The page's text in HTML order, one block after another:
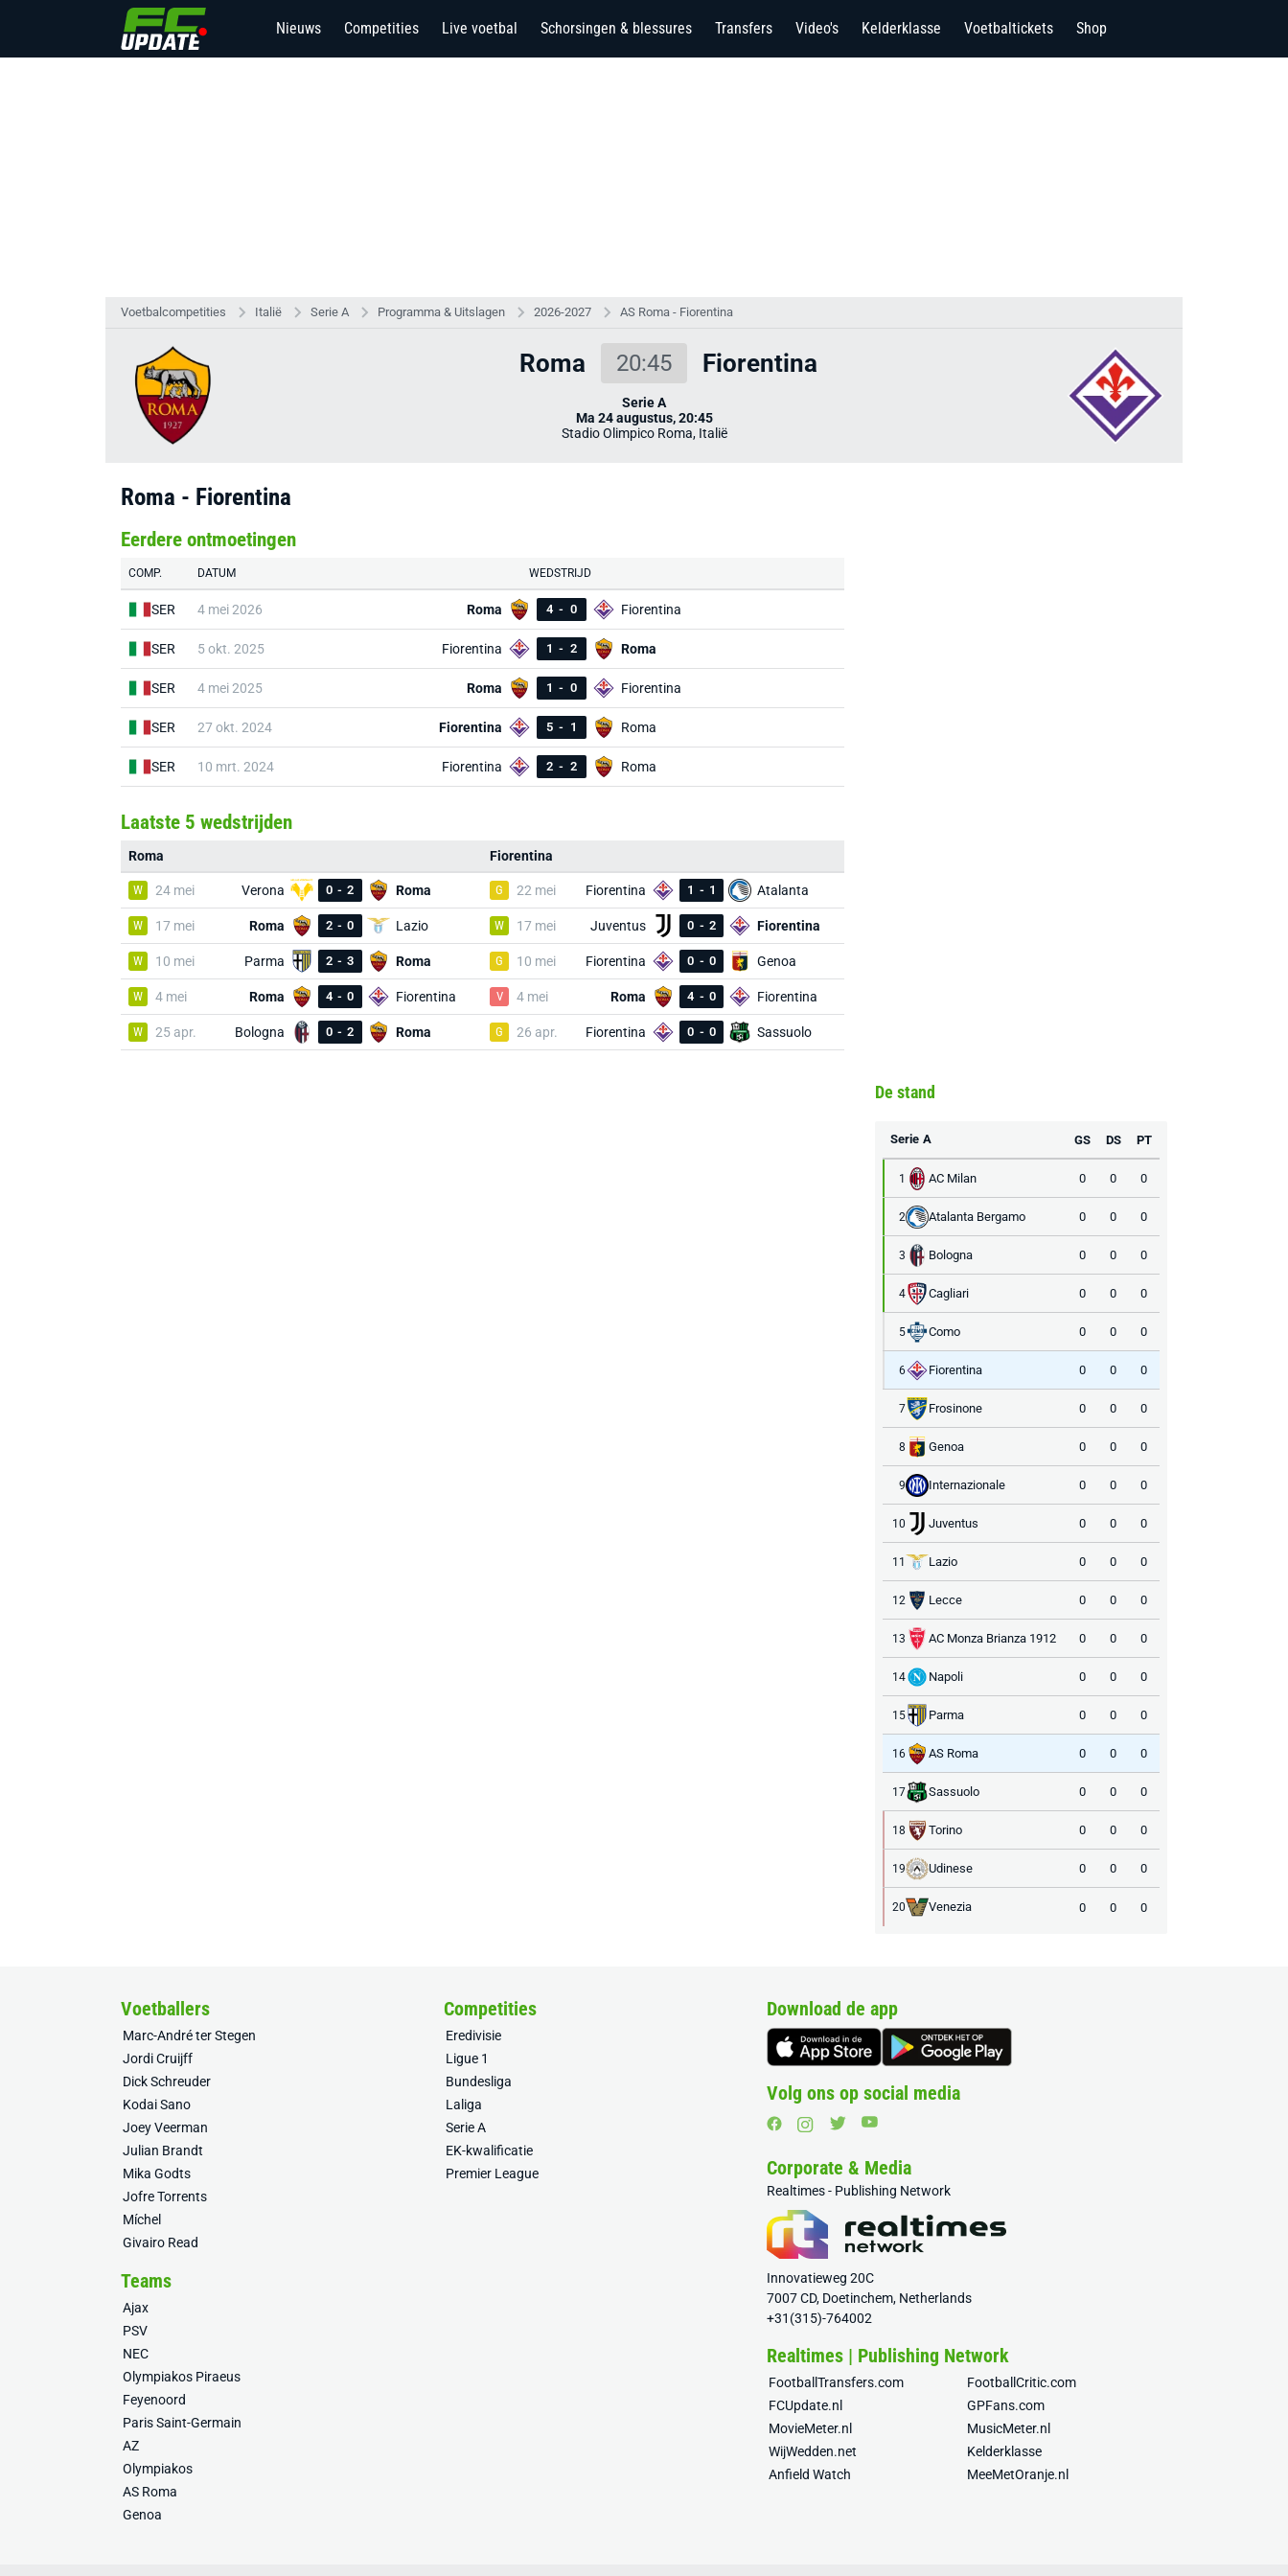
Nieuws Competities Live voetbal Schorsingen & blessures Transfers Video's Kelderklasse Voetbaltickets Shop
Voetbalcompetities Italië Serie A Programma & Uitslagen 2026-2027 AS Roma - Fiorentina
Roma 20:45 Fiorentina
Serie A
Ma 24 augustus, 20:45
Stadio Olimpico Roma, Italië
Roma - Fiorentina
Eerdere ontmoetingen
COMP. DATUM WEDSTRIJD
SER 4 mei 2026 Roma 4 - 0 Fiorentina
SER 5 okt. 2025 Fiorentina 1 - 2 Roma
SER 4 mei 2025 Roma 1 - 0 Fiorentina
SER 27 okt. 2024 Fiorentina 5 - 1 Roma
SER 10 mrt. 2024 Fiorentina 2 - 2 Roma
Laatste 5 wedstrijden
Roma
W 24 mei Verona 0 - 2 Roma
W 17 mei Roma 2 - 0 Lazio
W 10 mei Parma 2 - 3 Roma
W 4 mei Roma 4 - 0 Fiorentina
W 25 apr. Bologna 0 - 2 Roma
Fiorentina
G 22 mei Fiorentina 1 - 1 Atalanta
W 17 mei Juventus 0 - 2 Fiorentina
G 10 mei Fiorentina 0 - 0 Genoa
V 4 mei Roma 4 - 0 Fiorentina
G 26 apr. Fiorentina 0 - 0 Sassuolo
De stand
Serie A GS DS PT
1 AC Milan 0 0 0
2 Atalanta Bergamo 0 0 0
3 Bologna 0 0 0
4 Cagliari 0 0 0
5 Como 0 0 0
6 Fiorentina 0 0 0
7 Frosinone 0 0 0
8 Genoa 0 0 0
9 Internazionale 0 0 0
10 Juventus 0 0 0
11 Lazio 0 0 0
12 Lecce 0 0 0
13 AC Monza Brianza 1912 0 0 0
14 Napoli 0 0 0
15 Parma 0 0 0
16 AS Roma 0 0 0
17 Sassuolo 0 0 0
18 Torino 0 0 0
19 Udinese 0 0 0
20 Venezia 0 0 0
Voetballers
Marc-André ter Stegen
Jordi Cruijff
Dick Schreuder
Kodai Sano
Joey Veerman
Julian Brandt
Mika Godts
Jofre Torrents
Míchel
Givairo Read
Competities
Eredivisie
Ligue 1
Bundesliga
Laliga
Serie A
EK-kwalificatie
Premier League
Teams
Ajax
PSV
NEC
Olympiakos Piraeus
Feyenoord
Paris Saint-Germain
AZ
Olympiakos
AS Roma
Genoa
Download de app
Volg ons op social media
Corporate & Media
Realtimes - Publishing Network
Innovatieweg 20C
7007 CD, Doetinchem, Netherlands
+31(315)-764002
Realtimes | Publishing Network
FootballTransfers.com
FootballCritic.com
FCUpdate.nl
GPFans.com
MovieMeter.nl
MusicMeter.nl
WijWedden.net
Kelderklasse
Anfield Watch
MeeMetOranje.nl